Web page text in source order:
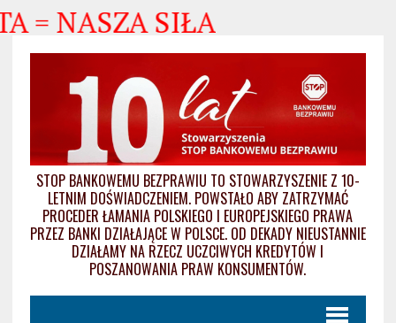
SIŁA
STOP BANKOWEMU BEZPRAWIU TO STOWARZYSZENIE Z 10-
LETNIM DOŚWIADCZENIEM. POWSTAŁO ABY ZATRZYMAĆ
PROCEDER ŁAMANIA POLSKIEGO I EUROPEJSKIEGO PRAWA
PRZEZ BANKI DZIAŁAJĄCE W POLSCE. OD DEKADY NIEUSTANNIE
DZIAŁAMY NA RZECZ UCZCIWYCH KREDYTÓW I
POSZANOWANIA PRAW KONSUMENTÓW.